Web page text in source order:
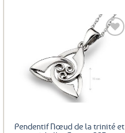
Pendentif Nœud de la trinité et